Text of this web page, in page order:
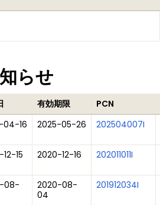
らせ
有効期限 PCN
04-16 2025-05-26 202504007I
15 2020-12-16 202011011I
08-
2020-08-
04
201912034I